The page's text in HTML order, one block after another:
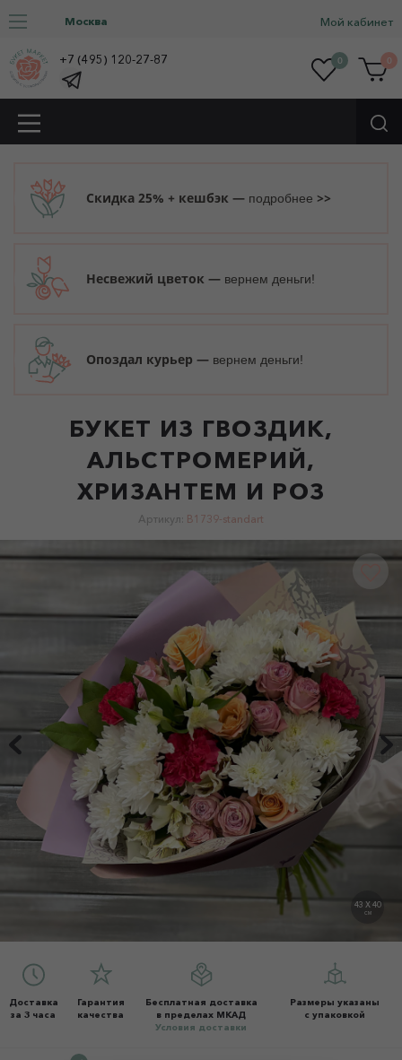
Москва Мой кабинет
+7 (495) 120-27-87 0 0
Скидка 25% + кешбэк — подробнее >>
Несвежий цветок — вернем деньги!
Опоздал курьер — вернем деньги!
БУКЕТ ИЗ ГВОЗДИК,
АЛЬСТРОМЕРИЙ,
ХРИЗАНТЕМ И РОЗ
Артикул: B1739-standart
43 X 40
СМ
Доставка
за 3 часа
Гарантия
качества
Бесплатная доставка
в пределах МКАД
Условия доставки
Размеры указаны
с упаковкой